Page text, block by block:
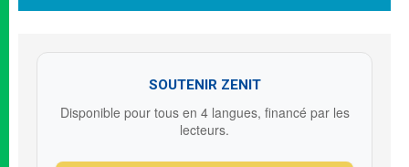
SOUTENIR ZENIT
Disponible pour tous en 4 langues, financé par les
lecteurs.